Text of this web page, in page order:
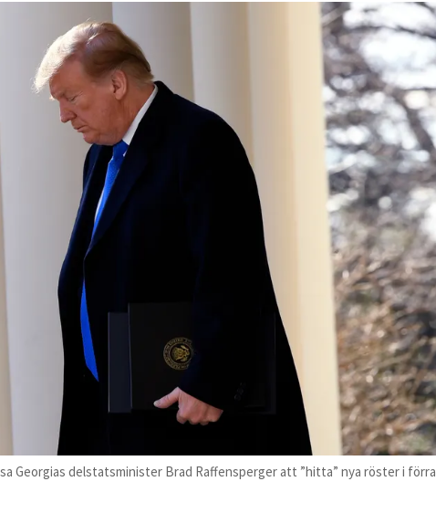
Georgias delstatsminister Brad Raffensperger att ”hitta” nya röster i förra